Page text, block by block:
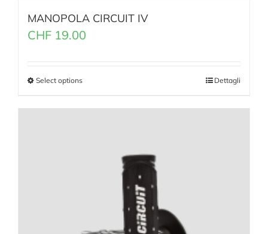
MANOPOLA CIRCUIT IV
CHF 19.00
Select options Dettagli